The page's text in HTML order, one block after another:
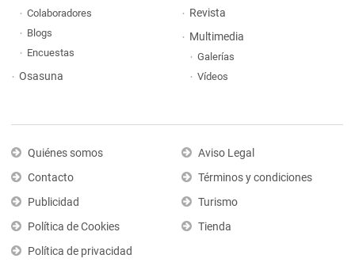
Colaboradores
Blogs
Encuestas
Osasuna
Revista
Multimedia
Galerías
Vídeos
Quiénes somos
Contacto
Publicidad
Política de Cookies
Política de privacidad
Aviso Legal
Términos y condiciones
Turismo
Tienda